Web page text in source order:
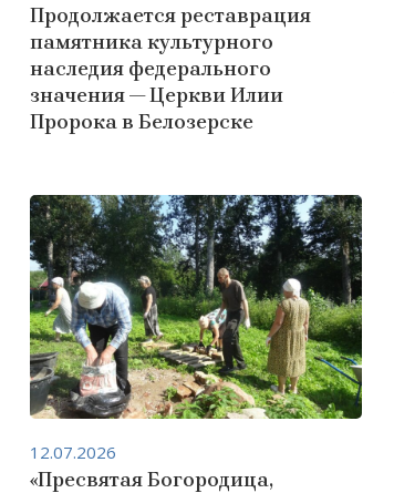
Продолжается реставрация
памятника культурного
наследия федерального
значения — Церкви Илии
Пророка в Белозерске
«Пресвятая Богородица,
12.07.2026